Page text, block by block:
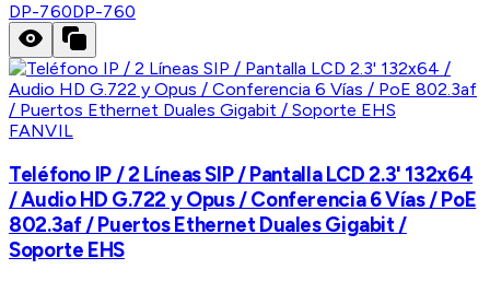
DP-760DP-760
FANVIL
Teléfono IP / 2 Líneas SIP / Pantalla LCD 2.3' 132x64
/ Audio HD G.722 y Opus / Conferencia 6 Vías / PoE
802.3af / Puertos Ethernet Duales Gigabit /
Soporte EHS